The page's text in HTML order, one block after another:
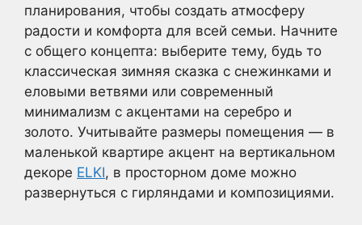
планирования, чтобы создать атмосферу
радости и комфорта для всей семьи. Начните
с общего концепта: выберите тему, будь то
классическая зимняя сказка с снежинками и
еловыми ветвями или современный
минимализм с акцентами на серебро и
золото. Учитывайте размеры помещения — в
маленькой квартире акцент на вертикальном
декоре ELKI, в просторном доме можно
развернуться с гирляндами и композициями.